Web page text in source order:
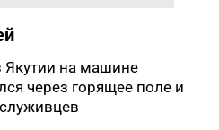
Якутии объединил
из трех
Якутии на машине
через горящее поле и